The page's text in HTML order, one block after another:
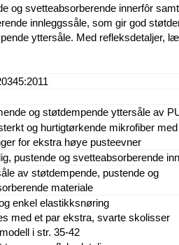
og svetteabsorberende innerfôr
innleggssåle, som gir god
yttersåle. Med refleksdetaljer,
og støtdempende yttersåle av
og hurtigtørkende mikrofiber med
for ekstra høye pusteevner
pustende og svetteabsorberende
av støtdempende, pustende og
materiale
enkel elastikksnøring
med et par ekstra, svarte skolisser
i str. 35-42